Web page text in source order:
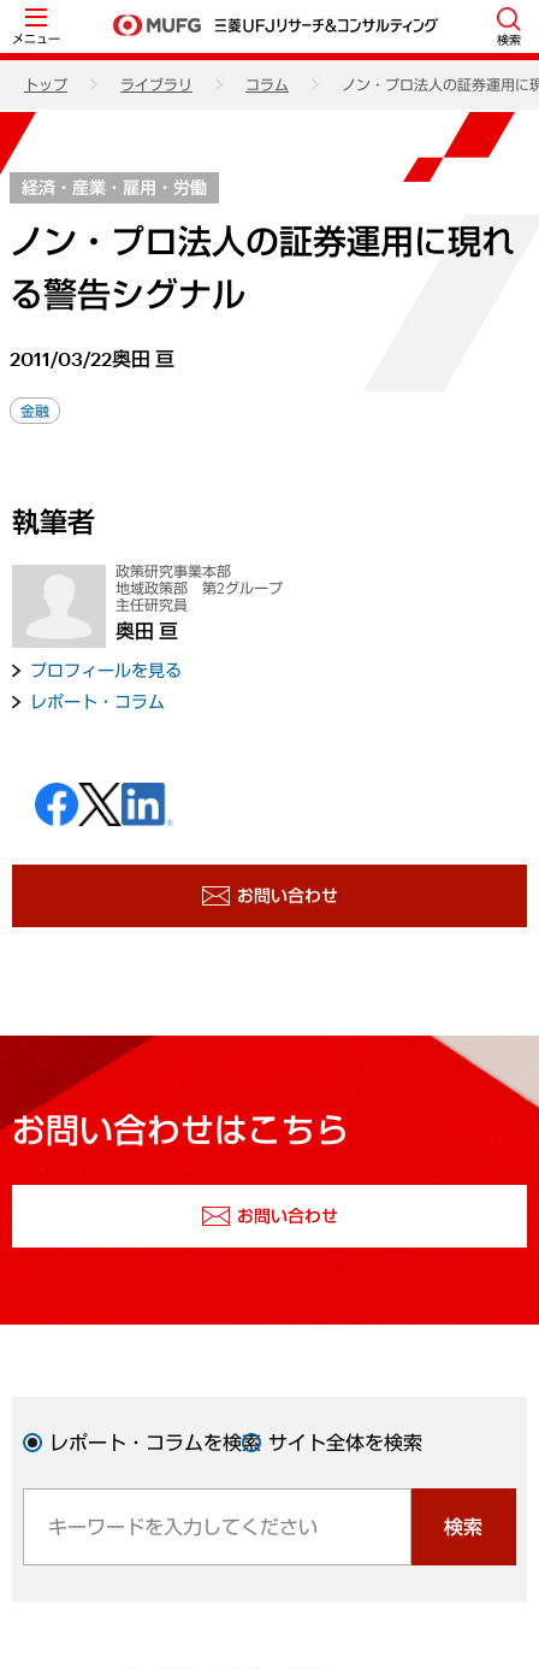
メニュー 検索
トップ ライブラリ コラム ノン・プロ法人の証券運用に
経済・産業・雇用・労働
ノン・プロ法人の証券運用に現れ
る警告シグナル
2011/03/22奥田 亘
金融
執筆者
政策研究事業本部
地域政策部 第2グループ
主任研究員
奥田 亘
プロフィールを見る
レポート・コラム
お問い合わせ
お問い合わせはこちら
お問い合わせ
レポート・コラムを検索 サイト全体を検索
検索